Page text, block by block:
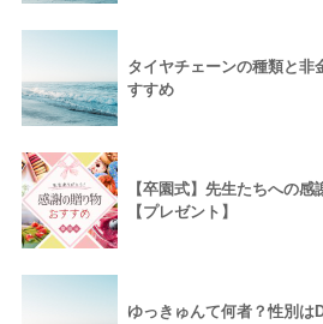
タイヤチェーンの種類と非
すすめ
【卒園式】先生たちへの
【プレゼント】
ゆっきゅんて何者？性別は